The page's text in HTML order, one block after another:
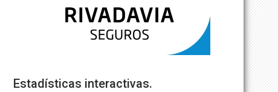
Estadísticas interactivas.